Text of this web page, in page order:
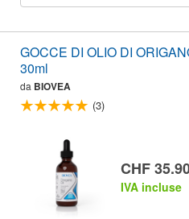
GOCCE DI OLIO DI
30ml
da BIOVEA
(3)
CHF
IVA incluse